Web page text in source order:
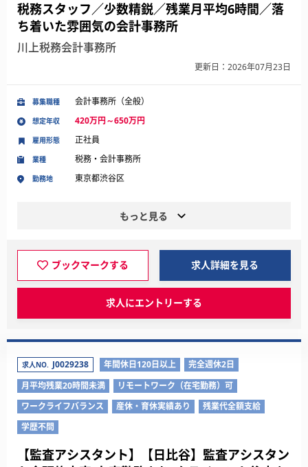
税務スタッフ／少数精鋭／残業月平均6時間／落
ち着いた雰囲気の会計事務所
川上税務会計事務所
更新日：2026年07月23日
募集職種 会計事務所（全般）
想定年収 420万円～650万円
業種 税務・会計事務所
勤務地 東京都渋谷区
雇用形態 正社員
もっと見る
ブックマークする 求人詳細を見る
求人にエントリーする
求人NO. J0029238 年間休日120日以上
完全週休2日
月平均残業20時間未満
リモートワーク（在宅勤務）可
ワークライフバランス
産休・育休実績あり
残業代全額支給
学歴不問
【監査アシスタント】【日比谷】監査アシスタン